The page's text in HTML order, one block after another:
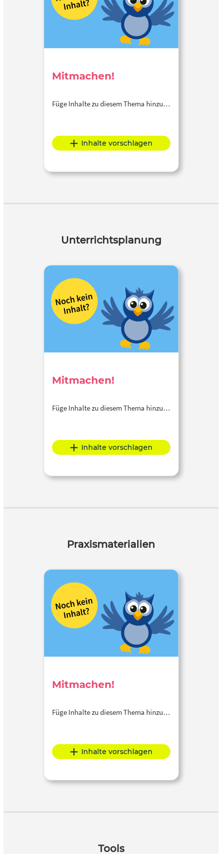
Mitmachen!
Füge Inhalte zu diesem Thema hinzu…
Inhalte vorschlagen
Unterrichtsplanung
Mitmachen!
Füge Inhalte zu diesem Thema hinzu…
Inhalte vorschlagen
Praxismaterialien
Mitmachen!
Füge Inhalte zu diesem Thema hinzu…
Inhalte vorschlagen
Tools